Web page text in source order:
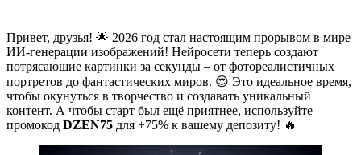
Привет, друзья! 🌟 2026 год стал настоящим прорывом в мире
ИИ-генерации изображений! Нейросети теперь создают
потрясающие картинки за секунды – от фотореалистичных
портретов до фантастических миров. 😍 Это идеальное время,
чтобы окунуться в творчество и создавать уникальный
контент. А чтобы старт был ещё приятнее, используйте
промокод DZEN75 для +75% к вашему депозиту! 🔥